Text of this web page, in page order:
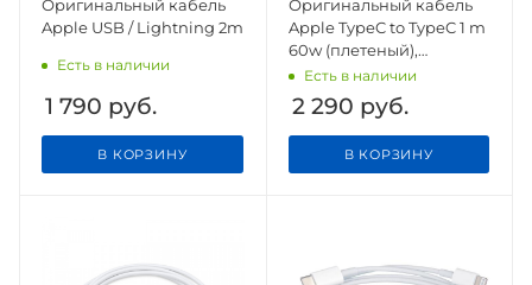
Оригинальный кабель
Apple USB / Lightning 2m
Есть в наличии
1 790 руб.
В КОРЗИНУ
Оригинальный кабель
Apple TypeC to TypeC 1 m
60w (плетеный),
оригинал
Есть в наличии
2 290 руб.
В КОРЗИНУ